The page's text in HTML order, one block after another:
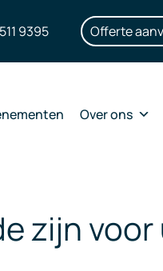
9395 Offerte
Over ons
zijn voor